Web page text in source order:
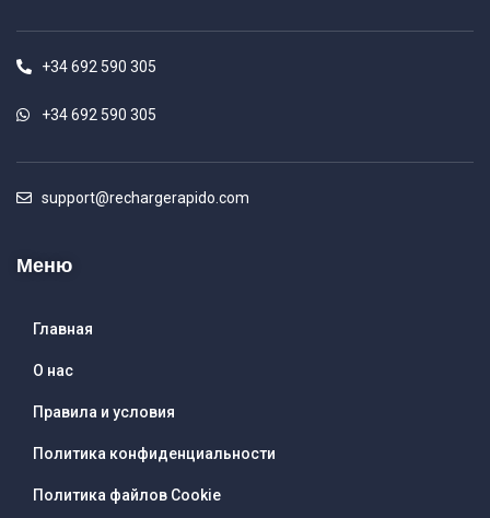
+34 692 590 305
+34 692 590 305
support@rechargerapido.com
Меню
Главная
О нас
Правила и условия
Политика конфиденциальности
Политика файлов Cookie